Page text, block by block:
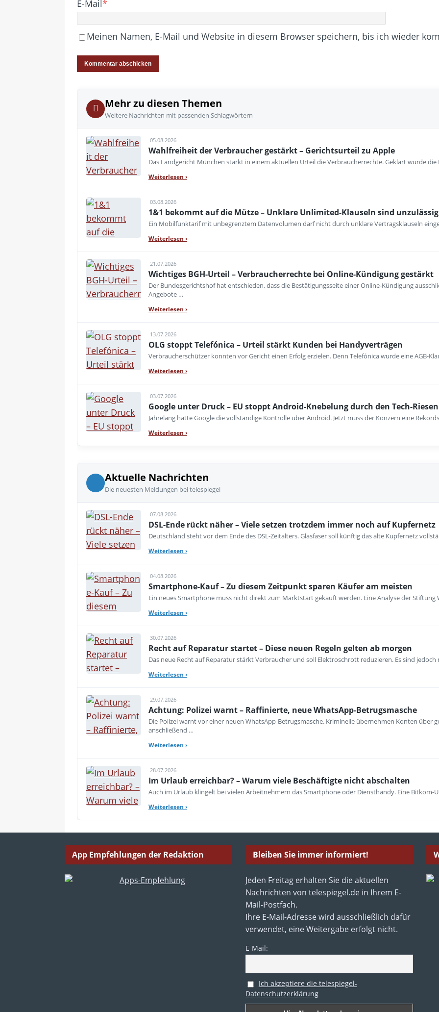
E-Mail*
Meinen Namen, E-Mail und Website in diesem Browser speichern, bis ich wieder
Mehr zu diesen Themen
Weitere Nachrichten mit passenden Schlagwörtern
05.08.2026
Wahlfreiheit der Verbraucher gestärkt – Gerichtsurteil zu Apple
Das Landgericht München stärkt in einem aktuellen Urteil die Verbraucherrechte. Geklärt wurde die
Weiterlesen ›
03.08.2026
1&1 bekommt auf die Mütze – Unklare Unlimited-Klauseln sind unzulässig
Ein Mobilfunktarif mit unbegrenztem Datenvolumen darf nicht durch unklare Vertragsklauseln
Weiterlesen ›
21.07.2026
Wichtiges BGH-Urteil – Verbraucherrechte bei Online-Kündigung gestärkt
Der Bundesgerichtshof hat entschieden, dass die Bestätigungsseite einer Online-Kündigung
Angebote …
Weiterlesen ›
13.07.2026
OLG stoppt Telefónica – Urteil stärkt Kunden bei Handyverträgen
Verbraucherschützer konnten vor Gericht einen Erfolg erzielen. Denn Telefónica wurde eine AGB-
Weiterlesen ›
03.07.2026
Google unter Druck – EU stoppt Android-Knebelung durch den Tech-Riesen
Jahrelang hatte Google die vollständige Kontrolle über Android. Jetzt muss der Konzern eine
Weiterlesen ›
Aktuelle Nachrichten
Die neuesten Meldungen bei telespiegel
07.08.2026
DSL-Ende rückt näher – Viele setzen trotzdem immer noch auf Kupfernetz
Deutschland steht vor dem Ende des DSL-Zeitalters. Glasfaser soll künftig das alte Kupfernetz
Weiterlesen ›
04.08.2026
Smartphone-Kauf – Zu diesem Zeitpunkt sparen Käufer am meisten
Ein neues Smartphone muss nicht direkt zum Marktstart gekauft werden. Eine Analyse der Stiftung
Weiterlesen ›
30.07.2026
Recht auf Reparatur startet – Diese neuen Regeln gelten ab morgen
Das neue Recht auf Reparatur stärkt Verbraucher und soll Elektroschrott reduzieren. Es sind jedoch
Weiterlesen ›
29.07.2026
Achtung: Polizei warnt – Raffinierte, neue WhatsApp-Betrugsmasche
Die Polizei warnt vor einer neuen WhatsApp-Betrugsmasche. Kriminelle übernehmen Konten über
anschließend …
Weiterlesen ›
28.07.2026
Im Urlaub erreichbar? – Warum viele Beschäftigte nicht abschalten
Auch im Urlaub klingelt bei vielen Arbeitnehmern das Smartphone oder Diensthandy. Eine Bitkom-
Weiterlesen ›
App Empfehlungen der Redaktion Bleiben Sie immer informiert!
Jeden Freitag erhalten Sie die aktuellen
Nachrichten von telespiegel.de in Ihrem E-
Mail-Postfach.
Ihre E-Mail-Adresse wird ausschließlich dafür
verwendet, eine Weitergabe erfolgt nicht.
E-Mail:
Ich akzeptiere die telespiegel-
Datenschutzerklärung